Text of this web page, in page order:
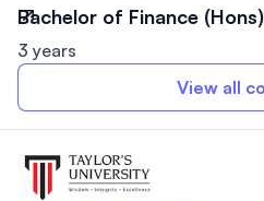
Bachelor of Finance
3 years
View all